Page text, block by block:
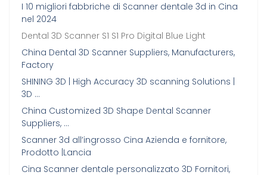
I 10 migliori fabbriche di Scanner dentale 3d in Cina
nel 2024
Dental 3D Scanner S1 S1 Pro Digital Blue Light
China Dental 3D Scanner Suppliers, Manufacturers,
Factory
SHINING 3D | High Accuracy 3D scanning Solutions |
3D …
China Customized 3D Shape Dental Scanner
Suppliers, …
Scanner 3d all’ingrosso Cina Azienda e fornitore,
Prodotto |Lancia
Cina Scanner dentale personalizzato 3D Fornitori,